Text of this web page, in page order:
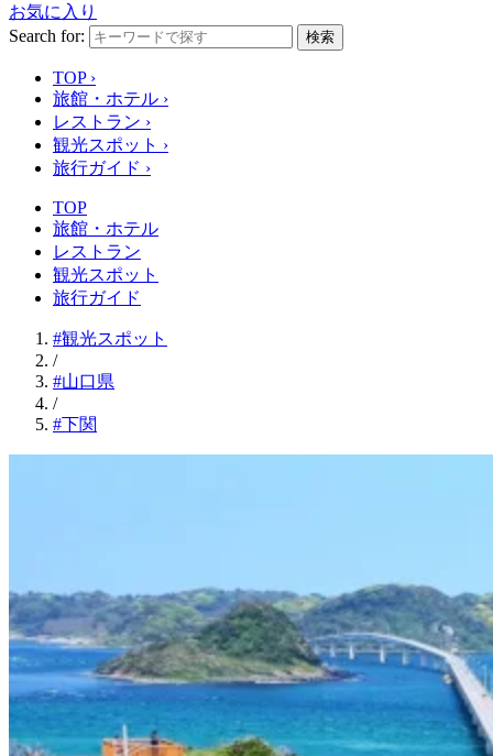
お気に入り
Search for:
検索
TOP ›
旅館・ホテル ›
レストラン ›
観光スポット ›
旅行ガイド ›
TOP
旅館・ホテル
レストラン
観光スポット
旅行ガイド
#観光スポット
/
#山口県
/
#下関